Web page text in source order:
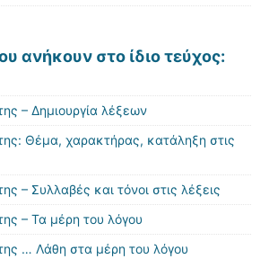
ανήκουν στο ίδιο τεύχος:
– Δημιουργία λέξεων
Θέμα, χαρακτήρας, κατάληξη στις
– Συλλαβές και τόνοι στις λέξεις
– Τα μέρη του λόγου
… Λάθη στα μέρη του λόγου